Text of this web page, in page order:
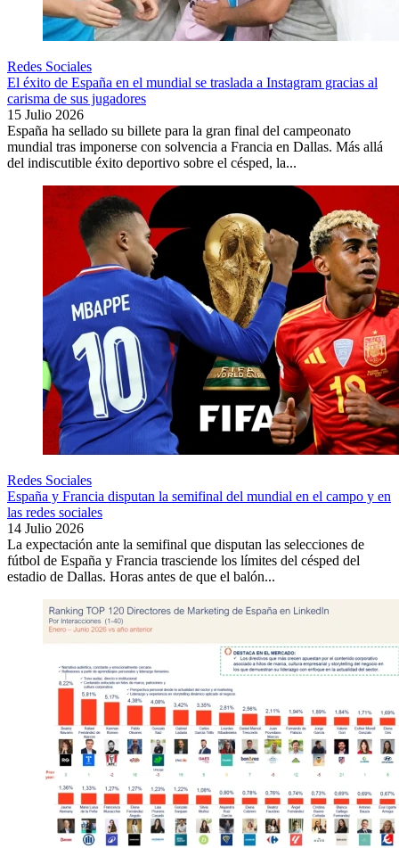
Redes Sociales
El éxito de España en el mundial se traslada a Instagram gracias al
carisma de sus jugadores
15 Julio 2026
España ha sellado su billete para la gran final del campeonato
mundial tras imponerse con solvencia a Francia en Dallas. Más allá
del indiscutible éxito deportivo sobre el césped, la...
Redes Sociales
España y Francia disputan la semifinal del mundial en el campo y en
las redes sociales
14 Julio 2026
La expectación ante la semifinal que disputan las selecciones de
fútbol de España y Francia trasciende los límites del césped del
estadio de Dallas. Horas antes de que el balón...